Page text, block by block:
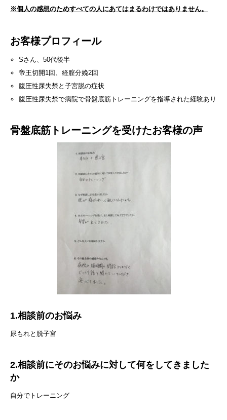
※個人の感想のためすべての人にあてはまるわけではありません。
お客様プロフィール
Sさん、50代後半
帝王切開1回、経膣分娩2回
腹圧性尿失禁と子宮脱の症状
腹圧性尿失禁で病院で骨盤底筋トレーニングを指導された経験あり
骨盤底筋トレーニングを受けたお客様の声
1.相談前のお悩み
尿もれと脱子宮
2.相談前にそのお悩みに対して何をしてきました
か
自分でトレーニング